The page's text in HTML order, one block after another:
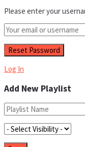
Please enter your
Log In
Add New Playlist